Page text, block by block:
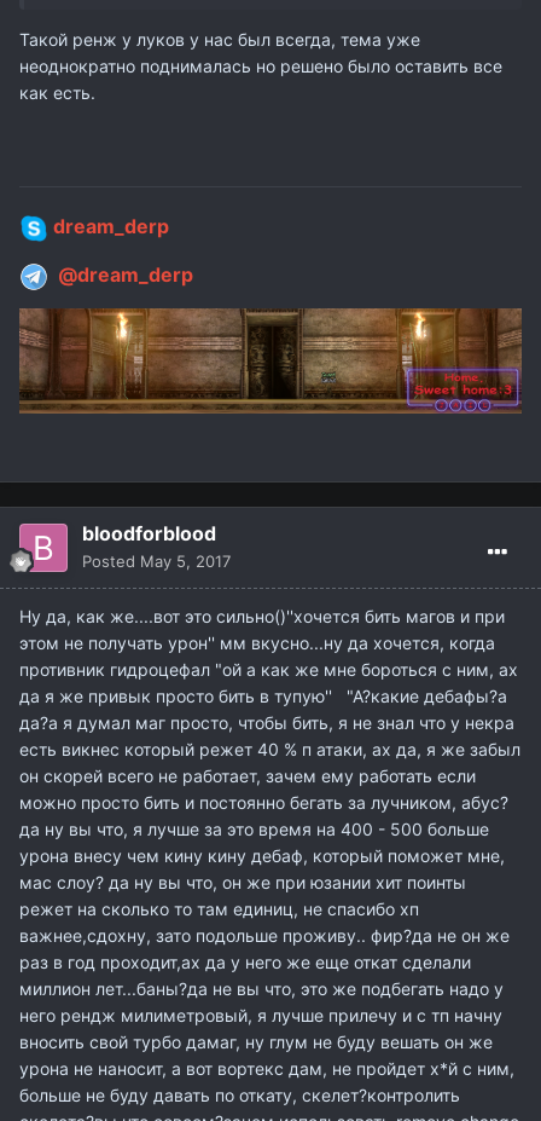
Такой ренж у луков у нас был всегда, тема уже
неоднократно поднималась но решено было оставить все
как есть.
dream_derp
@dream_derp
bloodforblood
Posted May 5, 2017
Ну да, как же....вот это сильно()''хочется бить магов и при
этом не получать урон'' мм вкусно...ну да хочется, когда
противник гидроцефал "ой а как же мне бороться с ним, ах
да я же привык просто бить в тупую'' "А?какие дебафы?а
да?а я думал маг просто, чтобы бить, я не знал что у некра
есть викнес который режет 40 % п атаки, ах да, я же забыл
он скорей всего не работает, зачем ему работать если
можно просто бить и постоянно бегать за лучником, абус?
да ну вы что, я лучше за это время на 400 - 500 больше
урона внесу чем кину кину дебаф, который поможет мне,
мас слоу? да ну вы что, он же при юзании хит поинты
режет на сколько то там единиц, не спасибо хп
важнее,сдохну, зато подольше проживу.. фир?да не он же
раз в год проходит,ах да у него же еще откат сделали
миллион лет...баны?да не вы что, это же подбегать надо у
него рендж милиметровый, я лучше прилечу и с тп начну
вносить свой турбо дамаг, ну глум не буду вешать он же
урона не наносит, а вот вортекс дам, не пройдет х*й с ним,
больше не буду давать по откату, скелет?контролить